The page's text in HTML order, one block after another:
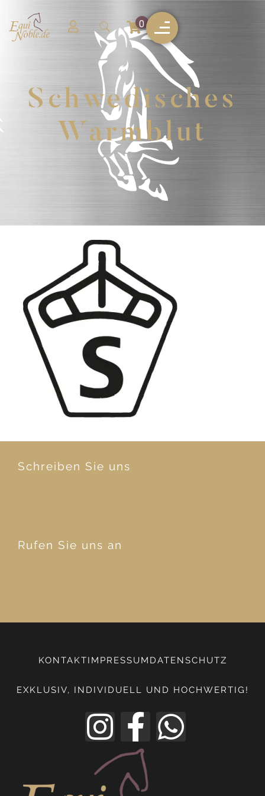
0
Schwedisches
Warmblut
Schreiben Sie uns
Rufen Sie uns an
KONTAKT IMPRESSUM DATENSCHUTZ
EXKLUSIV, INDIVIDUELL UND HOCHWERTIG!